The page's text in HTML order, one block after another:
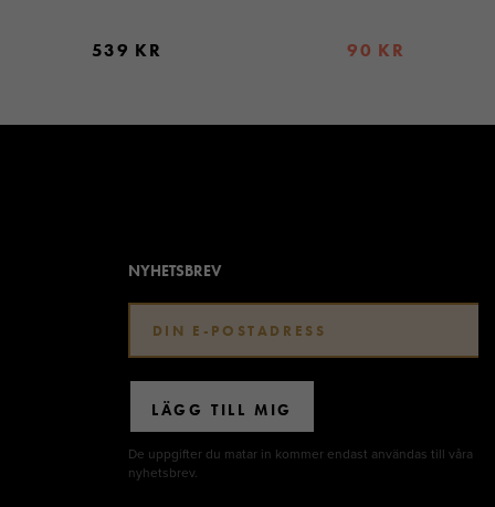
539 KR 90 KR
NYHETSBREV
LÄGG TILL MIG
De uppgifter du matar in kommer endast användas till våra
nyhetsbrev.